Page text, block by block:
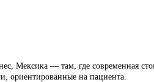
Мексика — там, где современная
ориентированные на пациента.